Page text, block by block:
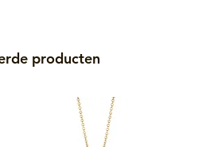
producten